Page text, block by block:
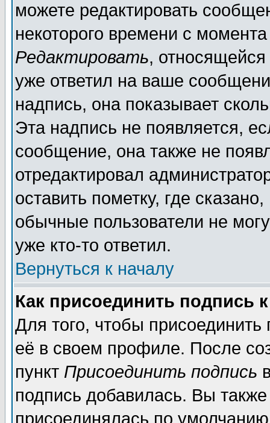
можете редактировать
некоторого времени с
Редактировать,
уже ответил на ваше
надпись, она показывает
Эта надпись не появляется,
сообщение, она также не
отредактировал
оставить пометку, где
обычные пользователи не
уже кто-то ответил.
Вернуться к началу
Как присоединить подпись
Для того, чтобы
её в своем профиле. После
пункт Присоединить подпись
подпись добавилась. Вы
присоединялась по